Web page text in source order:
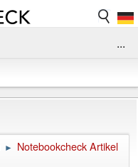
...
► Notebookcheck Artikel